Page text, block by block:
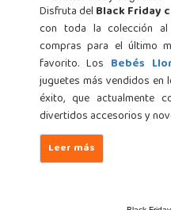
Disfruta delBlack Friday
con toda la colección
compras para el último
favorito. Los Bebés
juguetes más vendidos en
éxito, que actualmente
divertidos accesorios y